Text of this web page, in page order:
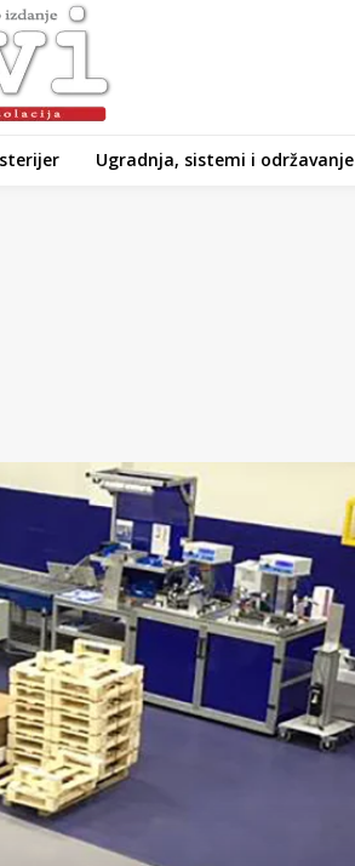
Ugradnja, sistemi i održavanje